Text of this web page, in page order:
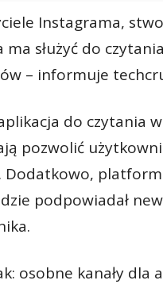
Instagrama,
służyć do czytania
– informuje
do czytania
pozwolić
podpowiadał
osobne kanały dla